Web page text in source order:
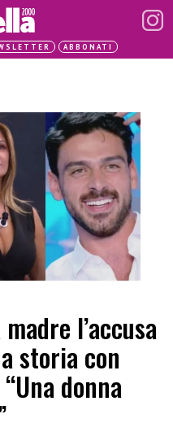
ABBONATI
l’accusa
storia con
donna